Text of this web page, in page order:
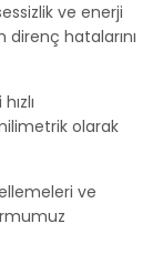
ve enerji
hatalarını
olarak
ve